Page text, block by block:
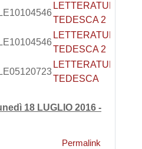
LE10104546
LETTERATURA
TEDESCA 2
LE10104546
LETTERATURA
TEDESCA 2
LE05120723
LETTERATURA
TEDESCA
18 LUGLIO 2016 -
Permalink